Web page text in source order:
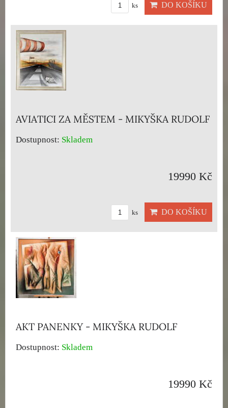
ks DO KOŠÍKU
AVIATICI ZA MĚSTEM - MIKYŠKA RUDOLF
Dostupnost: Skladem
19990 Kč
ks DO KOŠÍKU
AKT PANENKY - MIKYŠKA RUDOLF
Dostupnost: Skladem
19990 Kč